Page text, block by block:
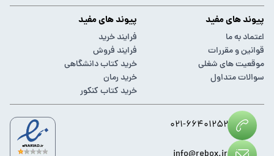
پیوند های مفید
اعتماد به ما
قوانین و مقررات
موقعیت های شغلی
سوالات متداول
پیوند های مفید
فرایند خرید
فرایند فروش
خرید کتاب دانشگاهی
خرید رمان
خرید کتاب کنکور
۰۲۱-۶۶۴۰۱۲۵۲